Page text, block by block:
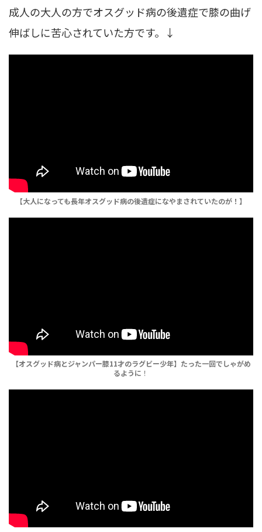
成人の大人の方でオスグッド病の後遺症で膝の曲げ
伸ばしに苦心されていた方です。↓
【大人になっても長年オスグッド病の後遺症になやまされていたのが！】
【オスグッド病とジャンパー膝11才のラグビー少年】たった一回でしゃがめ
るように ！